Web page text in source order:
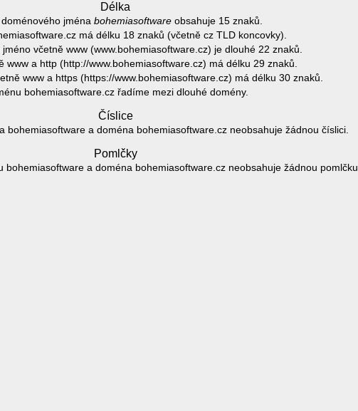
Délka
jména bohemiasoftware obsahuje 15 znaků.
má délku 18 znaků (včetně cz TLD koncovky).
včetně www (www.bohemiasoftware.cz) je dlouhé 22 znaků.
www a http (http://www.bohemiasoftware.cz) má délku 29 znaků.
www a https (https://www.bohemiasoftware.cz) má délku 30 znaků.
bohemiasoftware.cz řadíme mezi dlouhé domény.
Číslice
bohemiasoftware a doména bohemiasoftware.cz neobsahuje žádnou číslici.
Pomlčky
a doména bohemiasoftware.cz neobsahuje žádnou pomlčku.